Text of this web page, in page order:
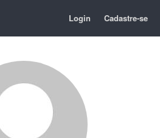
Login Cadastre-se